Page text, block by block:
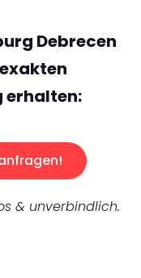
Debrecen
erhalten:
& unverbindlich.